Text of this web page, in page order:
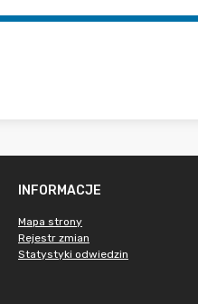
INFORMACJE
Mapa strony
Rejestr zmian
Statystyki odwiedzin